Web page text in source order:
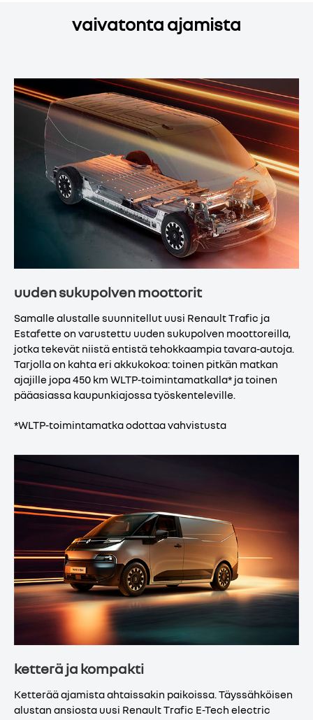
vaivatonta ajamista
uuden sukupolven moottorit
Samalle alustalle suunnitellut uusi Renault Trafic ja
Estafette on varustettu uuden sukupolven moottoreilla,
jotka tekevät niistä entistä tehokkaampia tavara-autoja.
Tarjolla on kahta eri akkukokoa: toinen pitkän matkan
ajajille jopa 450 km WLTP-toimintamatkalla* ja toinen
pääasiassa kaupunkiajossa työskenteleville.
*WLTP-toimintamatka odottaa vahvistusta
ketterä ja kompakti
Ketterää ajamista ahtaissakin paikoissa. Täyssähköisen
alustan ansiosta uusi Renault Trafic E-Tech electric